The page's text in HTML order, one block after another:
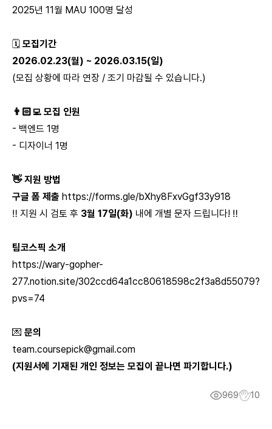
2025년 11월 MAU 100명 달성
🗓 모집기간
2026.02.23(월) ~ 2026.03.15(일)
(모집 상황에 따라 연장 / 조기 마감될 수 있습니다.)
👨🏻‍💻 모집 인원
- 백엔드 1명
- 디자이너 1명
👋 지원 방법
구글 폼 제출 https://forms.gle/bXhy8FxvGgf33y918
‼ 지원 시 검토 후 3월 17일(화) 내에 개별 문자 드립니다! ‼
팀코스픽 소개
https://wary-gopher-
277.notion.site/302ccd64a1cc80618598c2f3a8d55079?
pvs=74
💌 문의
team.coursepick@gmail.com
(지원서에 기재된 개인 정보는 모집이 끝나면 파기합니다.)
969 10